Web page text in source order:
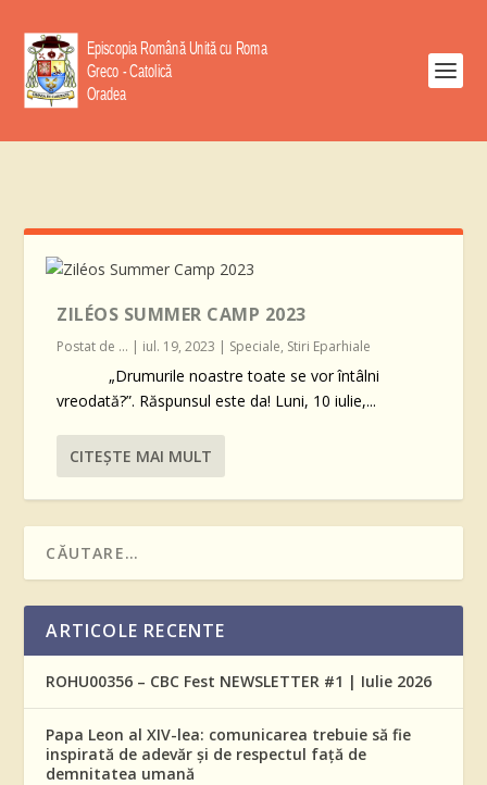
ZILÉOS SUMMER CAMP 2023
Postat de ... | iul. 19, 2023 | Speciale, Stiri Eparhiale
„Drumurile noastre toate se vor întâlni
vreodată?”. Răspunsul este da! Luni, 10 iulie,...
CITEŞTE MAI MULT
ARTICOLE RECENTE
ROHU00356 – CBC Fest NEWSLETTER #1 | Iulie 2026
Papa Leon al XIV-lea: comunicarea trebuie să fie
inspirată de adevăr și de respectul față de
demnitatea umană